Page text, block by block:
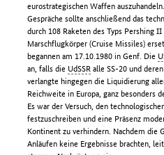
eurostrategischen Waffen
Gespräche sollte anschließend das
durch 108 Raketen des Typs Pershing
Marschflugkörper (Cruise Missiles)
begannen am 17.10.1980 in Genf. Die
an, falls die UdSSR alle SS-20 und
verlangte hingegen die Liquidierung
Reichweite in Europa, ganz besonders
Es war der Versuch, den
festzuschreiben und eine Präsenz
Kontinent zu verhindern. Nachdem die
Anläufen keine Ergebnisse brachten,